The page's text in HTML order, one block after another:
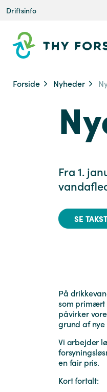
Driftsinfo
Forside Nyheder
Fra 1.
SE
På
som primært
påvirker
grund af
Vi arbejder
en fair pris.
Kort fortalt: